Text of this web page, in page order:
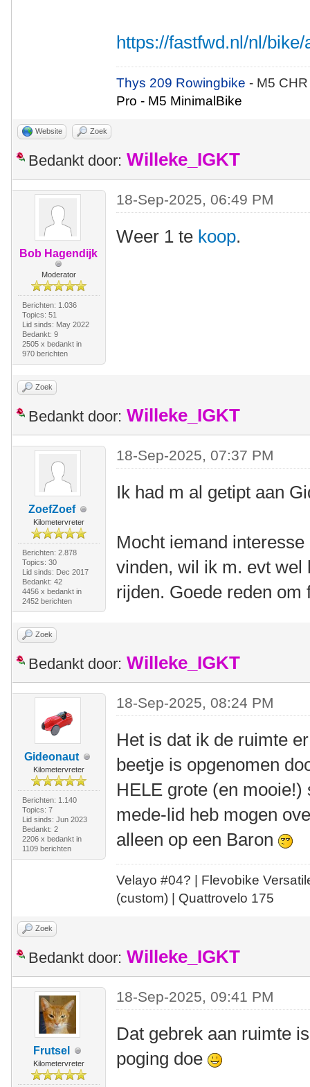
https://fastfwd.nl/nl/
Thys 209 Rowingbike- M5
Pro - M5 MinimalBike
Website Zoek
Bedankt door: Willeke_IGKT
Bob Hagendijk
Moderator
Berichten: 1.036
Topics: 51
Lid sinds: May 2022
Bedankt: 9
2505 x bedankt in
970 berichten
18-Sep-2025, 06:49 PM
Weer 1 te koop.
Zoek
Bedankt door: Willeke_IGKT
ZoefZoef
Kilometervreter
Berichten: 2.878
Topics: 30
Lid sinds: Dec 2017
Bedankt: 42
4456 x bedankt in
2452 berichten
18-Sep-2025, 07:37 PM
Ik had m al getipt aan
Mocht iemand
vinden, wil ik m. evt wel
rijden. Goede reden
Zoek
Bedankt door: Willeke_IGKT
Gideonaut
Kilometervreter
Berichten: 1.140
Topics: 7
Lid sinds: Jun 2023
Bedankt: 2
2206 x bedankt in
1109 berichten
18-Sep-2025, 08:24 PM
Het is dat ik de ruimte
beetje is opgenomen
HELE grote (en
mede-lid heb mogen
alleen op een Baron
Velayo #04? | Flevobike
(custom) | Quattrovelo 175
Zoek
Bedankt door: Willeke_IGKT
Frutsel
Kilometervreter
18-Sep-2025, 09:41 PM
Dat gebrek aan ruimte
poging doe